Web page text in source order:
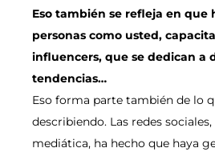
Eso también se refleja en que
personas como usted,
influencers, que se dedican a
tendencias…
Eso forma parte también de lo
describiendo. Las redes
mediática, ha hecho que haya